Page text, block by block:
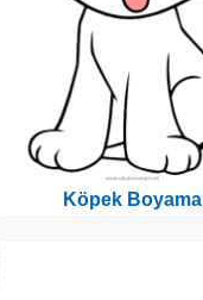
Köpek Boyama